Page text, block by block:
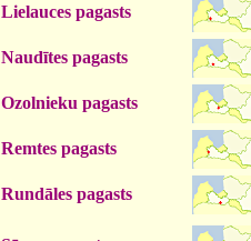
Lielauces pagasts
Naudītes pagasts
Ozolnieku pagasts
Remtes pagasts
Rundāles pagasts